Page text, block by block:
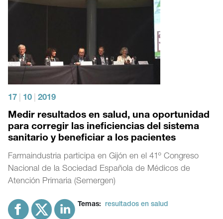
17 10 2019
Medir resultados en salud, una oportunidad
para corregir las ineficiencias del sistema
sanitario y beneficiar a los pacientes
Farmaindustria participa en Gijón en el 41º Congreso
Nacional de la Sociedad Española de Médicos de
Atención Primaria (Semergen)
Temas: resultados en salud